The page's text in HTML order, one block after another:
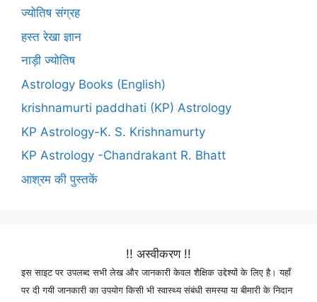
ज्योतिष संग्रह
हस्त रेखा ज्ञान
नाड़ी ज्योतिष
Astrology Books (English)
krishnamurti paddhati (KP) Astrology
KP Astrology-K. S. Krishnamurty
KP Astrology -Chandrakant R. Bhatt
आश्रम की पुस्तकें
!! अस्वीकरण !!
इस साइट पर उपलब्द सभी लेख और जानकारी केवल शैक्षिक उद्देश्यों के लिए है। यहाँ
पर दी गयी जानकारी का उपयोग किसी भी स्वास्थ्य संबंधी समस्या या बीमारी के निदान